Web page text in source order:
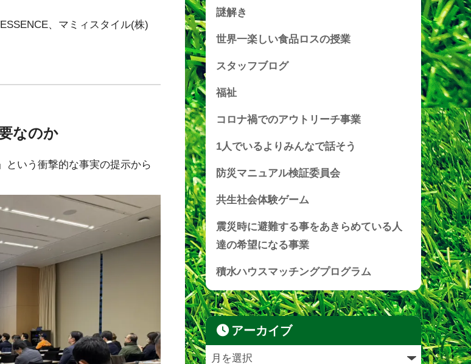
、マミィスタイル(株)
なのか
という衝撃的な事実の提示から
謎解き
世界一楽しい食品ロスの授業
スタッフブログ
福祉
コロナ禍でのアウトリーチ事業
1人でいるよりみんなで話そう
防災マニュアル検証委員会
共生社会体験ゲーム
震災時に避難する事をあきらめている人
達の希望になる事業
積水ハウスマッチングプログラム
アーカイブ